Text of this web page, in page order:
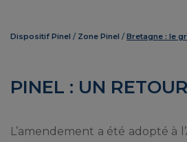
Dispositif Pinel Zone Pinel Bretagne : le
PINEL : UN
L’amendement a été adopté à